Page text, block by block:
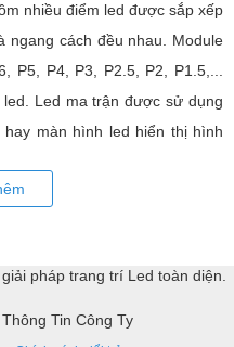
nhiều điểm led được sắp xếp
ngang cách đều nhau. Module
P5, P4, P3, P2.5, P2, P1.5,...
Led ma trận được sử dụng
màn hình led hiển thị hình
An cung cấp tất cả các
thuật chuyên sâu cho các
pháp trang trí Led toàn diện.
Thông Tin Công Ty